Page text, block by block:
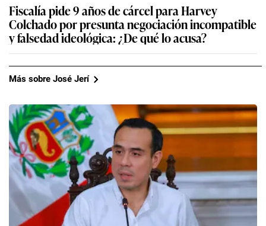
Fiscalía pide 9 años de cárcel para Harvey
Colchado por presunta negociación incompatible
y falsedad ideológica: ¿De qué lo acusa?
Más sobre José Jerí